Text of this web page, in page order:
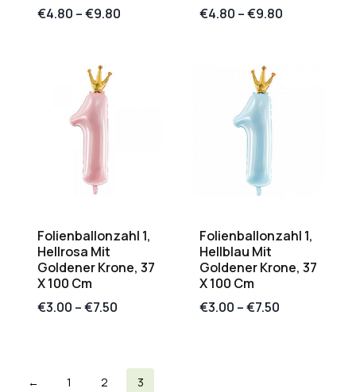
€4.80 –€9.80
€4.80 –€9.80
Folienballonzahl 1,
Hellrosa Mit
Goldener Krone, 37
X 100 Cm
€3.00 –€7.50
Folienballonzahl 1,
Hellblau Mit
Goldener Krone, 37
X 100 Cm
€3.00 –€7.50
← 1 2 3